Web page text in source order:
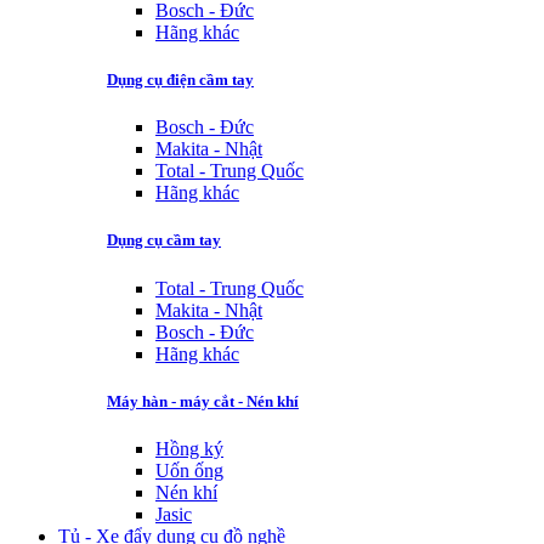
Bosch - Đức
Hãng khác
Dụng cụ điện cầm tay
Bosch - Đức
Makita - Nhật
Total - Trung Quốc
Hãng khác
Dụng cụ cầm tay
Total - Trung Quốc
Makita - Nhật
Bosch - Đức
Hãng khác
Máy hàn - máy cắt - Nén khí
Hồng ký
Uốn ống
Nén khí
Jasic
Tủ - Xe đẩy dụng cụ đồ nghề